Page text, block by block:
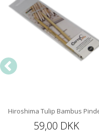
Hiroshima Tulip Bambus
59,00 DKK